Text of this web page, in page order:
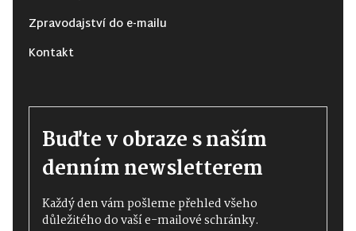
Zpravodajství do e-mailu
Kontakt
Buďte v obraze s naším
denním newsletterem
Každý den vám pošleme přehled všeho
důležitého do vaší e-mailové schránky.